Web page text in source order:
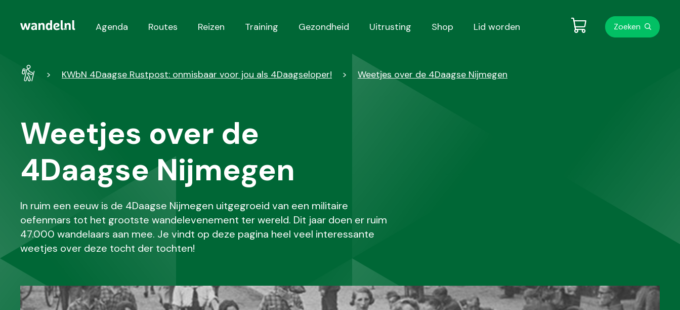
Hoofdnavigatie
Agenda Routes Reizen Training Gezondheid Uitrusting Shop Lid worden Zoeken
WandelKWbN 4Daagse Rustpost: onmisbaar voor jou als 4Daagseloper! Weetjes over de 4Daagse Nijmegen
Weetjes over de
4Daagse Nijmegen
In ruim een eeuw is de 4Daagse Nijmegen uitgegroeid van een militaire
oefenmars tot het grootste wandelevenement ter wereld. Dit jaar doen er ruim
47.000 wandelaars aan mee. Je vindt op deze pagina heel veel interessante
weetjes over deze tocht der tochten!